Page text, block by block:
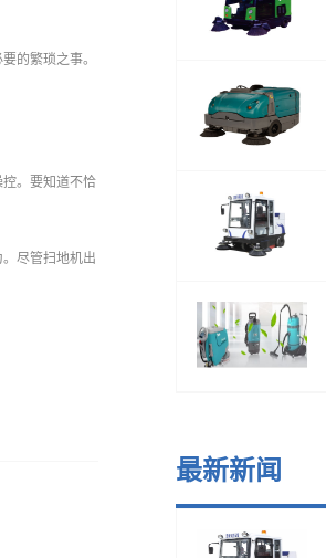
最新新闻
的繁琐之事。
。要知道不恰
尽管扫地机出